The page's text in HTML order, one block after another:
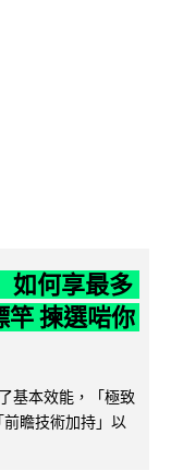
如何享最多
揀選啱你
基本效能，「極致
瞻技術加持」以